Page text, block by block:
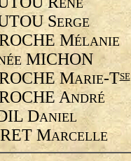
ENÉ
SERGE
MÉLANIE
MICHON
MARIE-TSE
ANDRÉ
DANIEL
MARCELLE